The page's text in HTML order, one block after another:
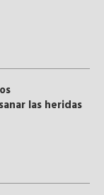
las heridas